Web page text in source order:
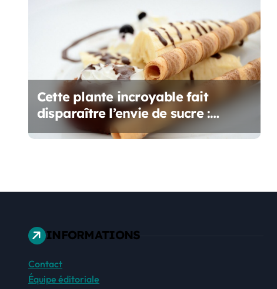
e
’
i
c
l
Cette plante incroyable fait
disparaître l’envie de sucre :
Mastiquez-la avant le repas !
INFORMATIONS
Contact
Équipe éditoriale